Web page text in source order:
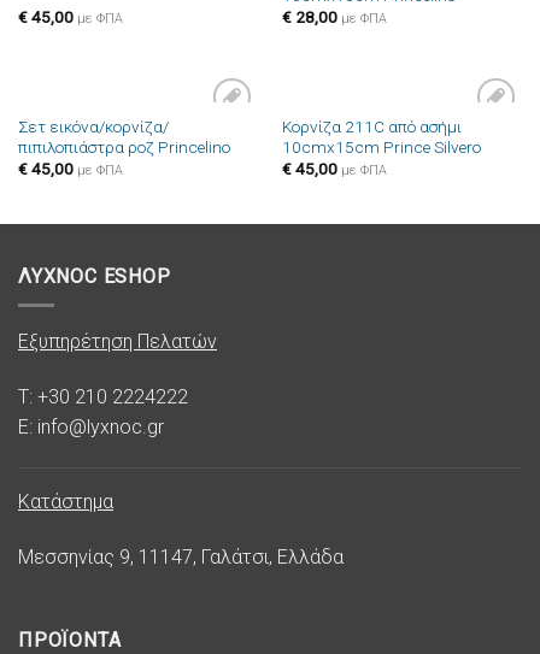
€45,00 με ΦΠΑ
€28,00 με ΦΠΑ
στην λίστα
Σετ εικόνα/κορνίζα/
πιπιλοπιάστρα ροζ Princelino
€45,00 με ΦΠΑ
Πρόσθήκη
στην λίστα
Κορνίζα 211C από ασήμι
10cmx15cm Prince Silvero
€45,00 με ΦΠΑ
ΛΥΧΝΟC ESHOP
Εξυπηρέτηση Πελατών
T: +30 210 2224222
E: info@lyxnoc.gr
Κατάστημα
Μεσσηνίας 9, 11147, Γαλάτσι, Ελλάδα
ΠΡΟΪΟΝΤΑ